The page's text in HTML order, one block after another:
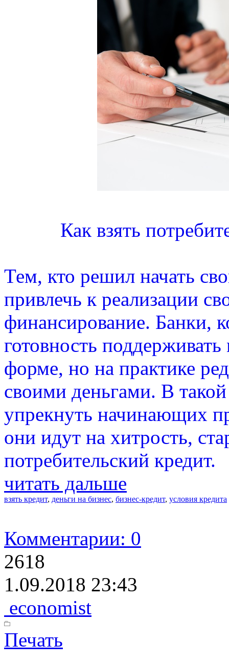
Как взять
Тем, кто решил начать
привлечь к реализации
финансирование. Банки,
готовность
форме, но на практике
своими деньгами. В
упрекнуть начинающих
они идут на хитрость,
потребительский кредит.
читать дальше
взять кредит, деньги на бизнес, бизнес-кредит, условия кредита
Комментарии: 0
2618
1.09.2018 23:43
economist
Печать